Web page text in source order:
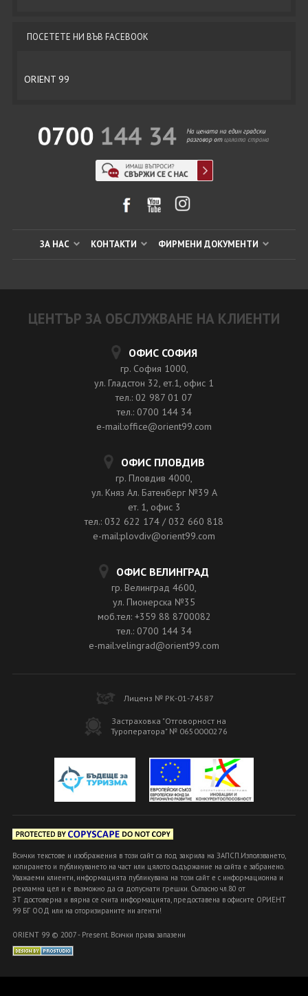
ПОСЕТЕТЕ НИ ВЪВ FACEBOOK
ORIENT 99
ЗА НАС КОНТАКТИ ФИРМЕНИ ДОКУМЕНТИ
ЦЕНТЪР ЗА ОБСЛУЖВАНЕ НА КЛИЕНТИ
ОФИС СОФИЯ
гр. София 1000,
ул. Гладстон 32, ет.1, офис 1
тел.: 02 987 01 07
тел.: 0700 144 34
e-mail:office@orient99.com
ОФИС ПЛОВДИВ
гр. Пловдив 4000,
ул. Княз Ал. Батенберг №39 A
ет. 1, офис 3
тел.: 032 622 174 / 032 660 818
e-mail:plovdiv@orient99.com
ОФИС ВЕЛИНГРАД
гр. Велинград 4600,
ул. Пионерска №35
моб.тел: +359 88 8700082
тел.: 0700 144 34
e-mail:velingrad@orient99.com
Лиценз № РК-01-74587
Застраховка "Отговорност на
Туроператора" № 0650000276
Всички текстове и изображения в този сайт са под закрила на ЗАПСП.Използването,
копирането и публикуването на част или цялото съдържание на сайта е забранено.
Уважаеми клиенти, информацията публикувана на този сайт е с информационна и
рекламна цел и е възможно да са допуснати грешки. Съгласно чл.80 от
ЗТ достоверна и вярна се счита информацията, предоставена в офисите ОРИЕНТ
99 БГ ООД или на оторизираните ни агенти!
ORIENT 99 © 2007 - Present. Всички права запазени